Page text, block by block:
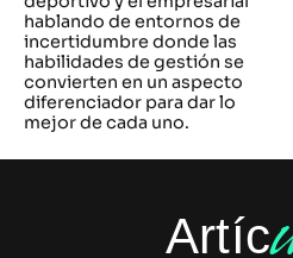
hablando de entornos de
incertidumbre donde las
habilidades de gestión se
convierten en un aspecto
diferenciador para dar lo
mejor de cada uno.
Artíc